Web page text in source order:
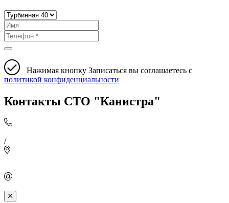
Нажимая кнопку Записаться вы соглашаетесь с
политикой конфиденциальности
Контакты СТО "Канистра"
/